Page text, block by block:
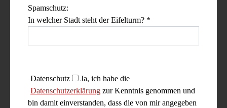
Spamschutz:
In welcher Stadt steht der Eifelturm? *
Datenschutz
Ja, ich habe die
Datenschutzerklärung
bin damit einverstanden, dass die von mir angegeben